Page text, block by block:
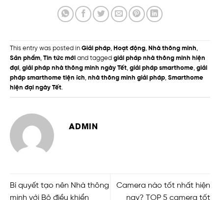
This entry was posted in Giải pháp, Hoạt động, Nhà thông minh,
Sản phẩm, Tin tức mới and tagged giải pháp nhà thông minh hiện
đại, giải pháp nhà thông minh ngày Tết, giải pháp smarthome, giải
pháp smarthome tiện ích, nhà thông minh giải pháp, Smarthome
hiện đại ngày Tết.
ADMIN
Bí quyết tạo nên Nhà thông
minh với Bộ điều khiển
Camera nào tốt nhất hiện
nay? TOP 5 camera tốt